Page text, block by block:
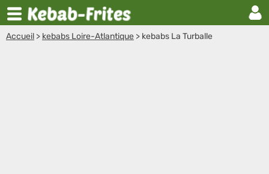
Accueil > kebabs Loire-Atlantique > kebabs La Turballe